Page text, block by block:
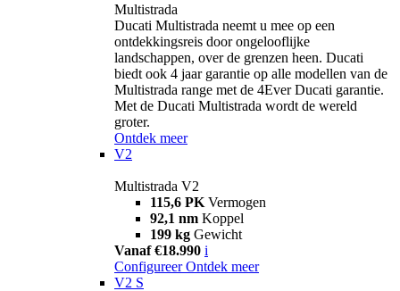
Multistrada
Ducati Multistrada neemt u mee op een
ontdekkingsreis door ongelooflijke
landschappen, over de grenzen heen. Ducati
biedt ook 4 jaar garantie op alle modellen van de
Multistrada range met de 4Ever Ducati garantie.
Met de Ducati Multistrada wordt de wereld
groter.
Ontdek meer
V2
Multistrada V2
115,6 PK Vermogen
92,1 nm Koppel
199 kg Gewicht
Vanaf €18.990 i
Configureer Ontdek meer
V2 S